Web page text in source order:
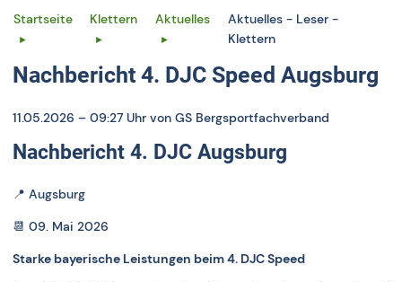
Startseite Klettern Aktuelles
Aktuelles - Leser -
Klettern
Nachbericht 4. DJC Speed Augsburg
11.05.2026 – 09:27 Uhr von GS Bergsportfachverband
Nachbericht 4. DJC Augsburg
📍 Augsburg
📆 09. Mai 2026
Starke bayerische Leistungen beim 4. DJC Speed